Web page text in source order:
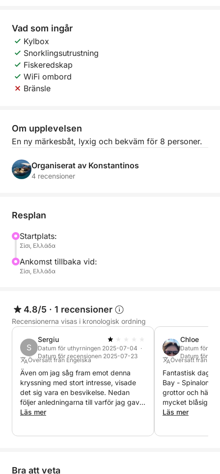
Vad som ingår
Kylbox
Snorklingsutrustning
Fiskeredskap
WiFi ombord
Bränsle
Om upplevelsen
En ny märkesbåt, lyxig och bekväm för 8 personer.
Organiserat av Konstantinos
4 recensioner
Resplan
Startplats:
Σίσι, Ελλάδα
Ankomst tillbaka vid:
Σίσι, Ελλάδα
4.8/5 · 1 recensioner
Recensionerna visas i kronologisk ordning
S
Sergiu
Datum för uthyrningen 2025-07-04 ·
Datum för recensionen 2025-07-23
Översatt från Engelska
Även om jag såg fram emot denna
kryssning med stort intresse, visade
det sig vara en besvikelse. Nedan
följer anledningarna till varför jag gav
detta betyg: • Vädret var mycket
oss om att det skulle bli bra, men så
Läs mer
Chloe
Datum för
Datum för
Översatt från
Fantastisk
Bay -
grottor och härlig
mycket blåsig
utmärkt
Läs mer
Bra att veta